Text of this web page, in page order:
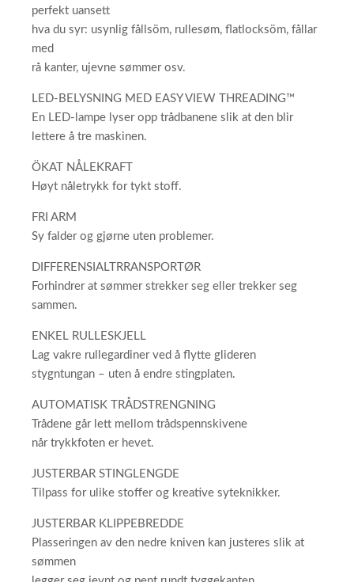
perfekt uansett
hva du syr: usynlig fållsöm, rullesøm, flatlocksöm, fållar
med
rå kanter, ujevne sømmer osv.
LED-BELYSNING MED EASY VIEW THREADING™
En LED-lampe lyser opp trådbanene slik at den blir
lettere å tre maskinen.
ÖKAT NÅLEKRAFT
Høyt nåletrykk for tykt stoff.
FRI ARM
Sy falder og gjørne uten problemer.
DIFFERENSIALTRRANSPORTØR
Forhindrer at sømmer strekker seg eller trekker seg
sammen.
ENKEL RULLESKJELL
Lag vakre rullegardiner ved å flytte glideren
stygntungan – uten å endre stingplaten.
AUTOMATISK TRÅDSTRENGNING
Trådene går lett mellom trådspennskivene
når trykkfoten er hevet.
JUSTERBAR STINGLENGDE
Tilpass for ulike stoffer og kreative syteknikker.
JUSTERBAR KLIPPEBREDDE
Plasseringen av den nedre kniven kan justeres slik at
sømmen